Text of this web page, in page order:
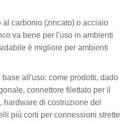
al carbonio (zincato) o acciaio
va bene per l'uso in ambienti
è migliore per ambienti
base all'uso: come prodotti, dado
connettore filettato per il
di costruzione del
più corti per connessioni strette